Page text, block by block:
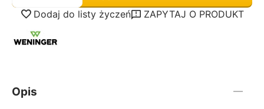
Dodaj do listy życzeń
ZAPYTAJ O PRODUKT
Opis